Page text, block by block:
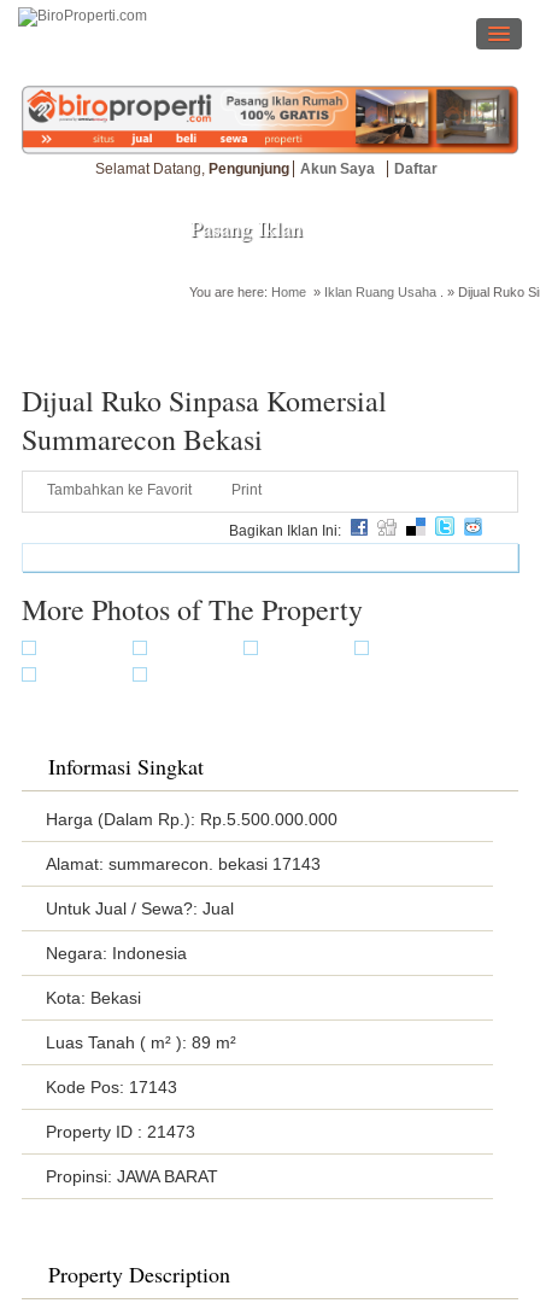
Selamat Datang, Pengunjung Akun Saya Daftar
Pasang Iklan
You are here: Home » Iklan Ruang Usaha . » Dijual Ruko
Dijual Ruko Sinpasa Komersial
Summarecon Bekasi
Tambahkan ke Favorit Print
Bagikan Iklan Ini:
More Photos of The Property
Informasi Singkat
Harga (Dalam Rp.): Rp.5.500.000.000
Alamat: summarecon. bekasi 17143
Untuk Jual / Sewa?: Jual
Negara: Indonesia
Kota: Bekasi
Luas Tanah ( m² ): 89 m²
Kode Pos: 17143
Property ID : 21473
Propinsi: JAWA BARAT
Property Description